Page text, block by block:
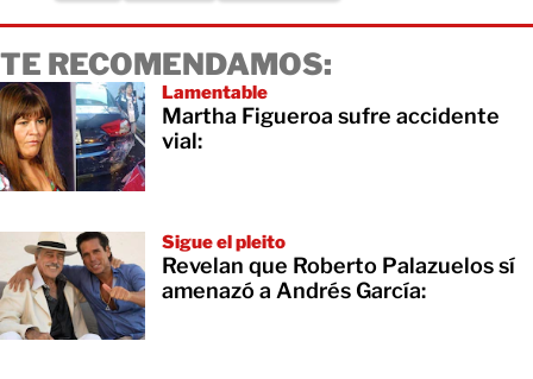
TE RECOMENDAMOS:
Lamentable
Martha Figueroa sufre accidente
vial:
Sigue el pleito
Revelan que Roberto Palazuelos sí
amenazó a Andrés García: